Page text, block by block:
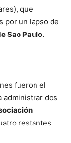
que
por un lapso de
Sao Paulo.
fueron el
administrar dos
restantes